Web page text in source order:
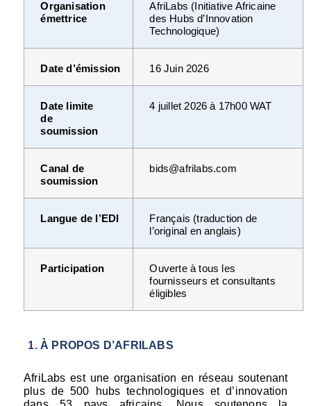
Organisation
émettrice
AfriLabs (Initiative Africaine
des Hubs d’Innovation
Technologique)
Date d’émission 16 Juin 2026
Date limite
de
soumission
4 juillet 2026 à 17h00 WAT
Canal de
soumission
bids@afrilabs.com
Langue de l’EDI
Français (traduction de
l’original en anglais)
Participation
Ouverte à tous les
fournisseurs et consultants
éligibles
À PROPOS D’AFRILABS
AfriLabs est une organisation en réseau soutenant
plus de 500 hubs technologiques et d’innovation